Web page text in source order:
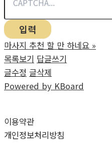
명
이
촉
나
라
로
군
할
마사지 추천 할 만 하네요 »
목록보기 답글쓰기
글수정 글삭제
Powered by KBoard
이용약관
개인정보처리방침